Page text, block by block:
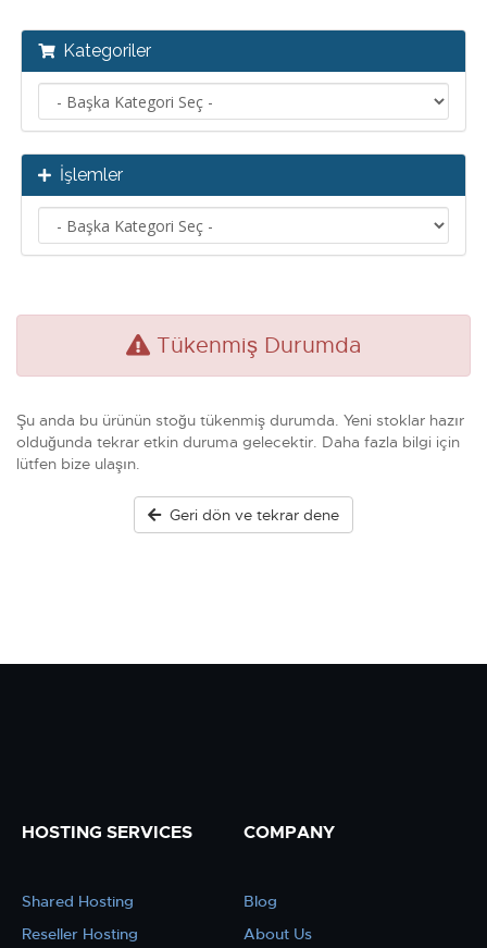
Kategoriler
İşlemler
Tükenmiş Durumda
Şu anda bu ürünün stoğu tükenmiş durumda. Yeni stoklar hazır
olduğunda tekrar etkin duruma gelecektir. Daha fazla bilgi için
lütfen bize ulaşın.
Geri dön ve tekrar dene
HOSTING SERVICES
Shared Hosting
Reseller Hosting
COMPANY
Blog
About Us